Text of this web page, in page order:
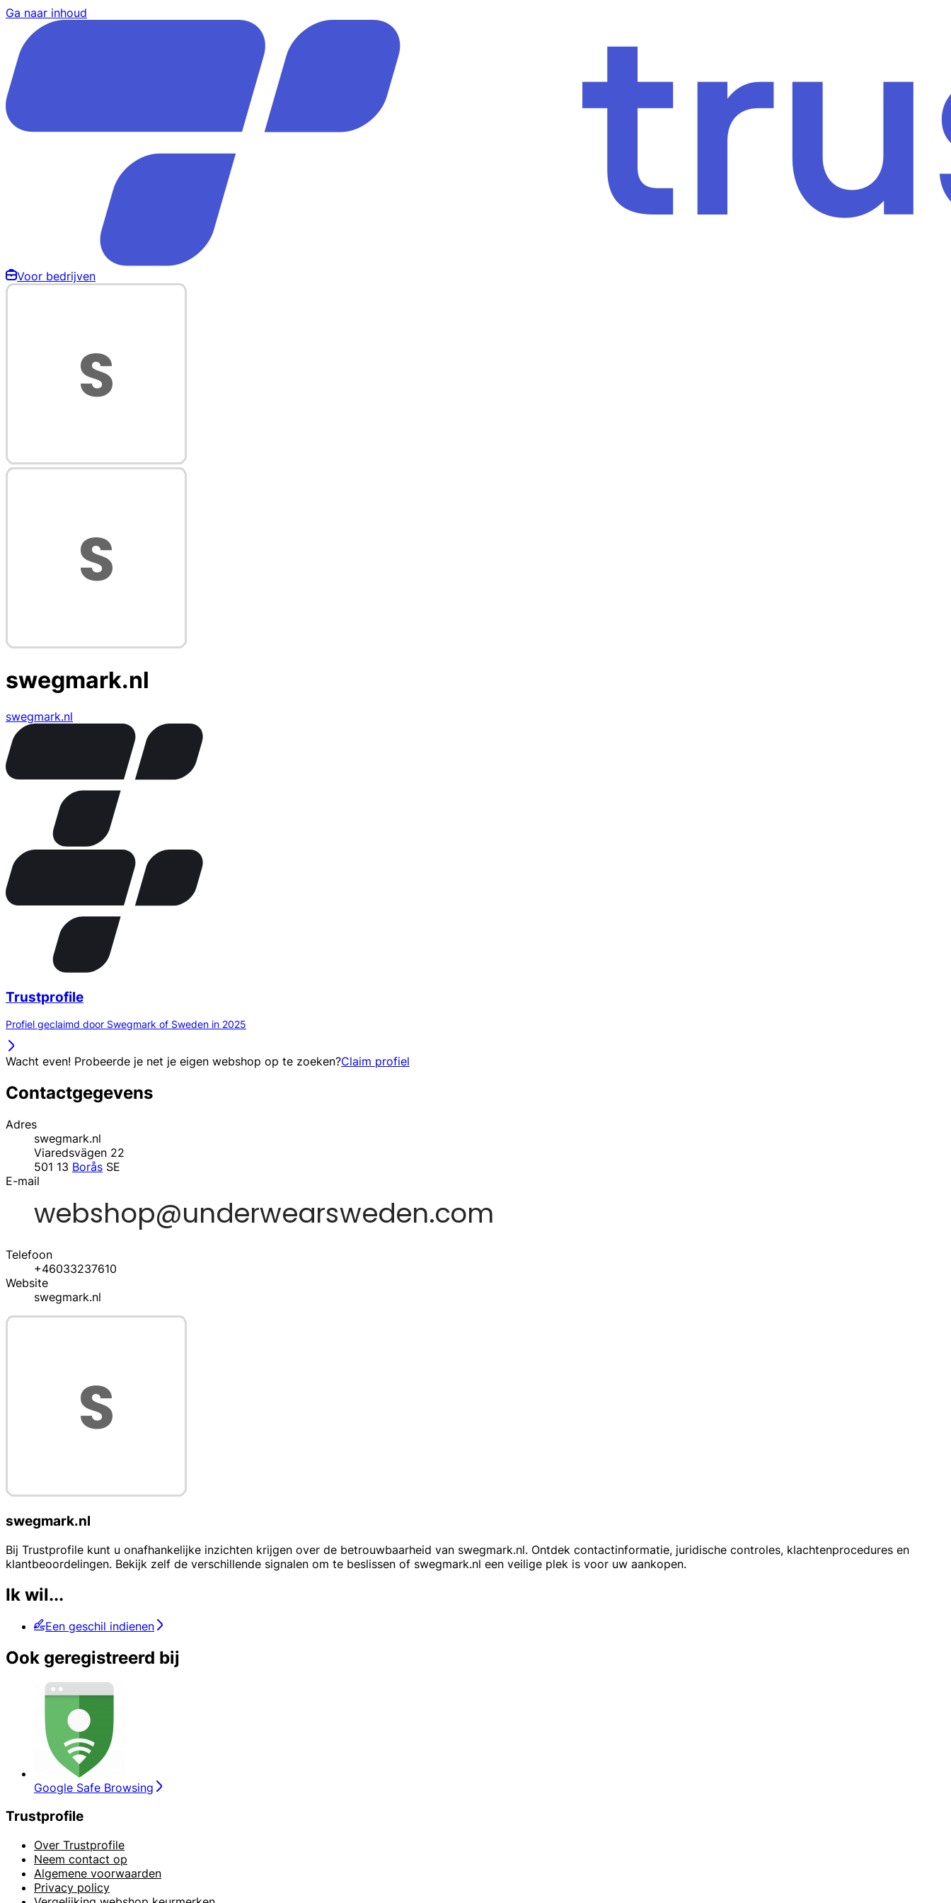
Ga naar inhoud
Voor bedrijven
swegmark.nl
swegmark.nl
Trustprofile
Profiel geclaimd door Swegmark of Sweden in 2025
Wacht even! Probeerde je net je eigen webshop op te zoeken?Claim profiel
Contactgegevens
Adres
swegmark.nl
Viaredsvägen 22
501 13 Borås SE
E-mail
Telefoon
+46033237610
Website
swegmark.nl
swegmark.nl
Bij Trustprofile kunt u onafhankelijke inzichten krijgen over de betrouwbaarheid van swegmark.nl. Ontdek contactinformatie, juridische controles, klachtenprocedures en
klantbeoordelingen. Bekijk zelf de verschillende signalen om te beslissen of swegmark.nl een veilige plek is voor uw aankopen.
Ik wil...
Een geschil indienen
Ook geregistreerd bij
Google Safe Browsing
Trustprofile
Over Trustprofile
Neem contact op
Algemene voorwaarden
Privacy policy